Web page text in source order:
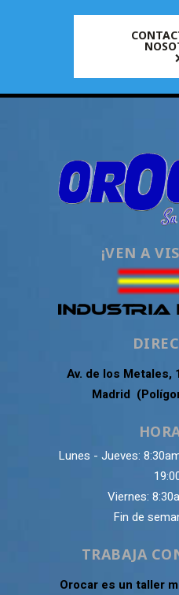
¡VEN A
Av. de los Metales,
Madrid
Lunes - Jueves:
Viernes:
Fin de
TRABAJA
Orocar es un taller